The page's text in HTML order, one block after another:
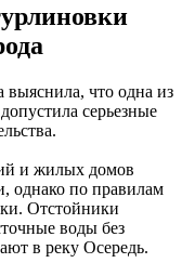
выяснила, что одна из
серьезные
и жилых домов
однако по правилам
Отстойники
воды без
в реку Осередь.